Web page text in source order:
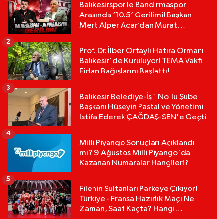
Balıkesirspor le Bandırmaspor
Arasında ‘10.5’ Gerilimi! Başkan
Mert Alper Acar’dan Murat
Prof. Dr. İlber Ortaylı Hatıra Ormanı
Balıkesir'de Kuruluyor! TEMA Vakfı
Fidan Bağışlarını Başlattı!
2
Balıkesir Belediye-İş 1 No'lu Şube
Başkanı Hüseyin Pastal ve Yönetimi
İstifa Ederek ÇAĞDAŞ-SEN'e Geçti
3
Milli Piyango Sonuçları Açıklandı
mı? 9 Ağustos Milli Piyango'da
Kazanan Numaralar Hangileri?
4
Filenin Sultanları Parkeye Çıkıyor!
Türkiye - Fransa Hazırlık Maçı Ne
Zaman, Saat Kaçta? Hangi
5